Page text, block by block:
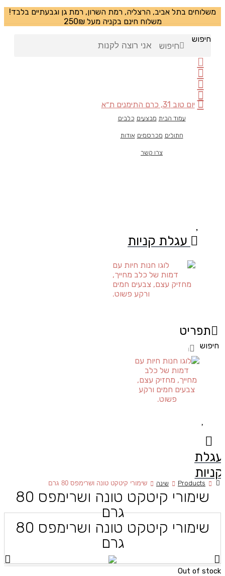
משלוחים בתל אביב, הרצליה, רמת השרון, רמת גן וגבעתיים בלבד!
משלוח חינם בקניה מעל 250₪
חיפוש
חיפוש
יום טוב 31, כרם התימנים ת״א
עמוד הבית מבצעים כלבים
חתולים מכרסמים אודות
צרו קשר
עגלת קניות
תפריט
חיפוש חיפוש
עגלת
קניות
Products שינה שימורי קיטקט טונה ושרימפס 80 גרם
שימורי קיטקט טונה ושרימפס 80
גרם
שימורי קיטקט טונה ושרימפס 80
גרם
Out of stock